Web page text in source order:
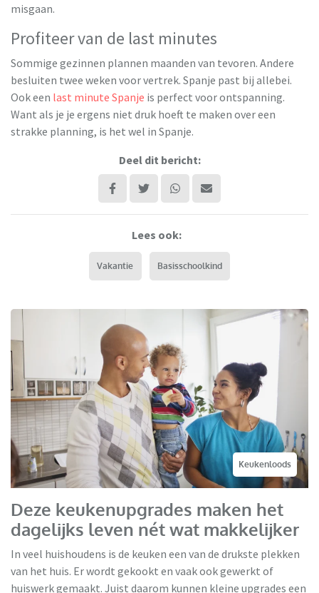
misgaan.
Profiteer van de last minutes
Sommige gezinnen plannen maanden van tevoren. Andere
besluiten twee weken voor vertrek. Spanje past bij allebei.
Ook een last minute Spanje is perfect voor ontspanning.
Want als je je ergens niet druk hoeft te maken over een
strakke planning, is het wel in Spanje.
Deel dit bericht:
Lees ook:
Vakantie Basisschoolkind
Keukenloods
Deze keukenupgrades maken het
dagelijks leven nét wat makkelijker
In veel huishoudens is de keuken een van de drukste plekken
van het huis. Er wordt gekookt en vaak ook gewerkt of
huiswerk gemaakt. Juist daarom kunnen kleine upgrades een